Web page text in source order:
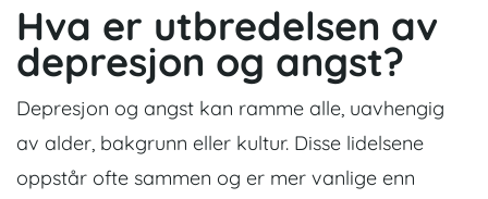
Hva er utbredelsen av
depresjon og angst?
Depresjon og angst kan ramme alle, uavhengig
av alder, bakgrunn eller kultur. Disse lidelsene
oppstår ofte sammen og er mer vanlige enn